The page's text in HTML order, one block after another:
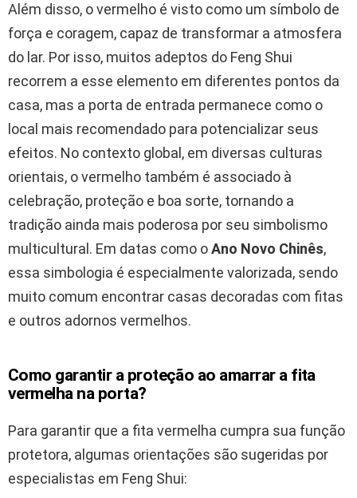
Além disso, o vermelho é visto como um símbolo de
força e coragem, capaz de transformar a atmosfera
do lar. Por isso, muitos adeptos do Feng Shui
recorrem a esse elemento em diferentes pontos da
casa, mas a porta de entrada permanece como o
local mais recomendado para potencializar seus
efeitos. No contexto global, em diversas culturas
orientais, o vermelho também é associado à
celebração, proteção e boa sorte, tornando a
tradição ainda mais poderosa por seu simbolismo
multicultural. Em datas como oAno Novo Chinês,
essa simbologia é especialmente valorizada, sendo
muito comum encontrar casas decoradas com fitas
e outros adornos vermelhos.
Como garantir a proteção ao amarrar a fita
vermelha na porta?
Para garantir que a fita vermelha cumpra sua função
protetora, algumas orientações são sugeridas por
especialistas em Feng Shui: